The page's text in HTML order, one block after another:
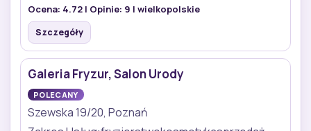
Ocena: 4.72 | Opinie: 9 | wielkopolskie
Szczegóły
Galeria Fryzur, Salon Urody
POLECANY
Szewska 19/20, Poznań